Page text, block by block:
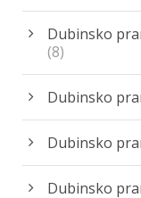
Dubinsko
(8)
Dubinsko
Dubinsko
Dubinsko